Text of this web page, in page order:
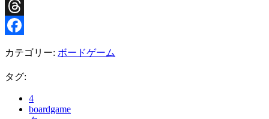
Bluesky
Threads
カテゴリー: ボードゲーム
タグ:
4
boardgame